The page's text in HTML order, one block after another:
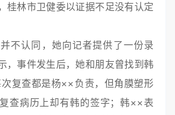
桂林市卫健委以证据不足没有认定
认同，她向记者提供了一份录
，事件发生后，她和朋友曾找到韩
复查都是杨××负责，但角膜塑形
查病历上却有韩的签字；韩××表